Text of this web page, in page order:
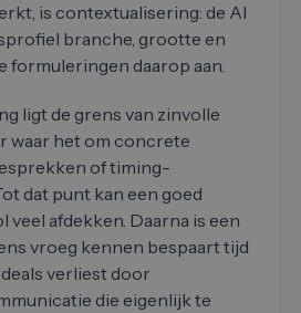
is contextualisering: de AI
branche, grootte en
formuleringen daarop aan.
ligt de grens van zinvolle
waar het om concrete
of timing-
dat punt kan een goed
afdekken. Daarna is een
vroeg kennen bespaart tijd
verliest door
die eigenlijk te